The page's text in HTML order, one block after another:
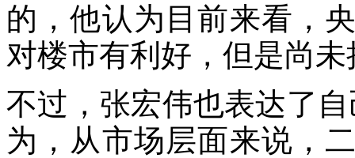
的，他认为目前来看，
对楼市有利好，但是尚
不过，张宏伟也表达了
为，从市场层面来说，